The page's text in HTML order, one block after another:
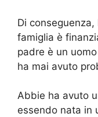
Di
famiglia è
padre è un
ha mai avuto
Abbie ha avuto
essendo nata in